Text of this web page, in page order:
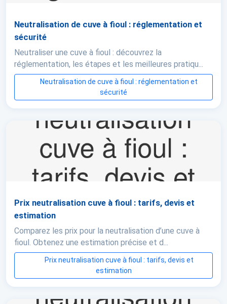
Neutralisation de cuve à fioul : réglementation et
sécurité
Neutraliser une cuve à fioul : découvrez la
réglementation, les étapes et les meilleures pratiqu...
Neutralisation de cuve à fioul : réglementation et
sécurité
Prix neutralisation cuve à fioul : tarifs, devis et
estimation
Comparez les prix pour la neutralisation d’une cuve à
fioul. Obtenez une estimation précise et d...
Prix neutralisation cuve à fioul : tarifs, devis et
estimation